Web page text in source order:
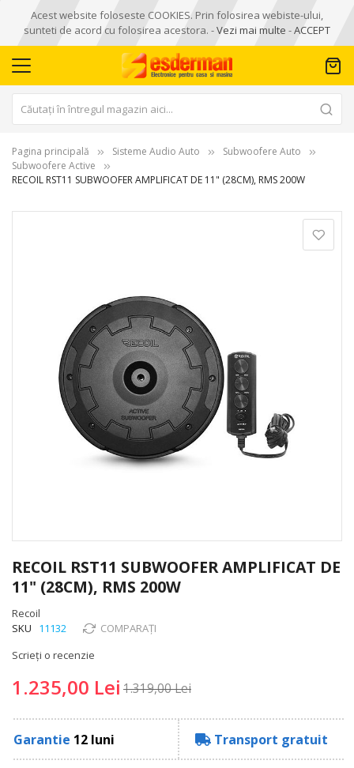
Acest website foloseste COOKIES. Prin folosirea webiste-ului,
sunteti de acord cu folosirea acestora. -Vezi mai multe -ACCEPT
Pagina principală Sisteme Audio Auto
Subwoofere Auto
Subwoofere Active
RECOIL RST11 SUBWOOFER AMPLIFICAT DE 11" (28CM), RMS 200W
to
the
beginning
of
the
gallery
RECOIL RST11 SUBWOOFER AMPLIFICAT DE
11" (28CM), RMS 200W
Recoil
SKU
11132
COMPARAȚI
Scrieți o recenzie
1.235,00 Lei 1.319,00 Lei
Garantie 12 luni Transport gratuit